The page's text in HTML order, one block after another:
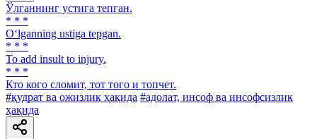
Ўлганнинг устига тепган.
* * *
O‘lganning ustiga tepgan.
* * *
To add insult to injury.
* * *
Кто кого сломит, тот того и топчет.
#қудрат ва ожизлик ҳақида #адолат, инсоф ва инсофсизлик
ҳақида